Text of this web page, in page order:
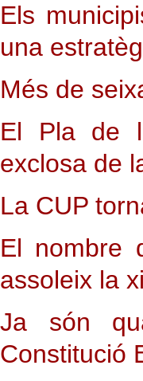
Els
una
Més de
El Pla de
exclosa de
La CUP
El nombre
assoleix la
Ja són
Constitució